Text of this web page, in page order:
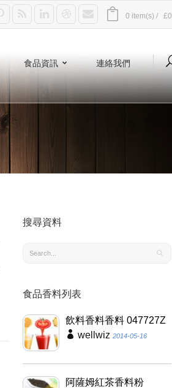
0 item(s) / £0
食品資訊 連絡我們
搜尋資料
食品香料列表
飲料香料香料 047727Z
wellwiz 2014-05-16
阿薩姆紅茶香料粉